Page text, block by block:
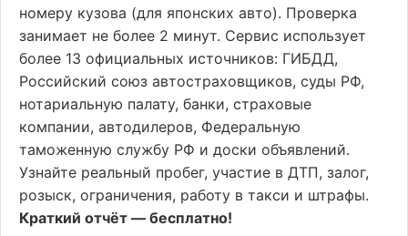
номеру кузова (для японских авто). Проверка
занимает не более 2 минут. Сервис использует
более 13 официальных источников: ГИБДД,
Российский союз автостраховщиков, суды РФ,
нотариальную палату, банки, страховые
компании, автодилеров, Федеральную
таможенную службу РФ и доски объявлений.
Узнайте реальный пробег, участие в ДТП, залог,
розыск, ограничения, работу в такси и штрафы.
Краткий отчёт — бесплатно!